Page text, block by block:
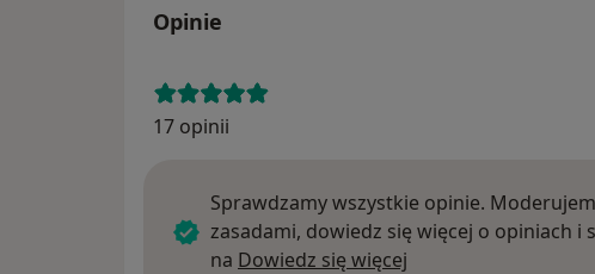
Opinie
17 opinii
Sprawdzamy wszystkie opinie.
zasadami, dowiedz się więcej o opiniach i
na Dowiedz się więcej